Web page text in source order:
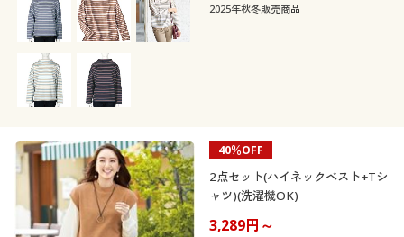
2025年秋冬販売商品
40％OFF
2点セット(ハイネックベスト+Tシ
ャツ)(洗濯機OK)
3,289円～